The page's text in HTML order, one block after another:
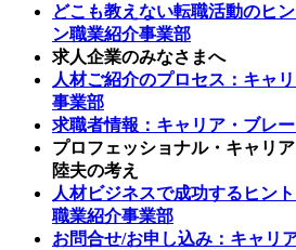
どこも教えない転職活動のヒ
ン職業紹介事業部
求人企業のみなさまへ
人材ご紹介のプロセス：キャ
事業部
求職者情報：キャリア・ブレ
プロフェッショナル・キャリ
陸夫の考え
人材ビジネスで成功するヒン
職業紹介事業部
お問合せ/お申し込み：キャリ